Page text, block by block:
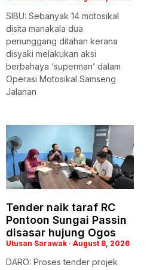
SIBU: Sebanyak 14 motosikal
disita manakala dua
penunggang ditahan kerana
disyaki melakukan aksi
berbahaya ‘superman’ dalam
Operasi Motosikal Samseng
Jalanan
Tender naik taraf RC
Pontoon Sungai Passin
disasar hujung Ogos
Utusan Sarawak August 8, 2026
DARO: Proses tender projek